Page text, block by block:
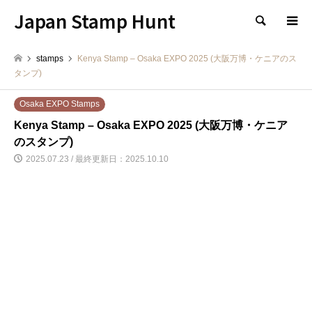
Japan Stamp Hunt 検索
stamps
Kenya Stamp – Osaka EXPO 2025 (大阪万博・ケニアのス
タンプ)
Osaka EXPO Stamps
Kenya Stamp – Osaka EXPO 2025 (大阪万博・ケニア
のスタンプ)
2025.07.23 / 最終更新日：2025.10.10